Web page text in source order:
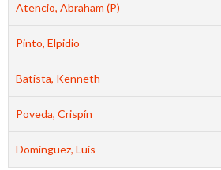
Atencio, Abraham (P)
Pinto, Elpidio
Batista, Kenneth
Poveda, Crispín
Dominguez, Luis